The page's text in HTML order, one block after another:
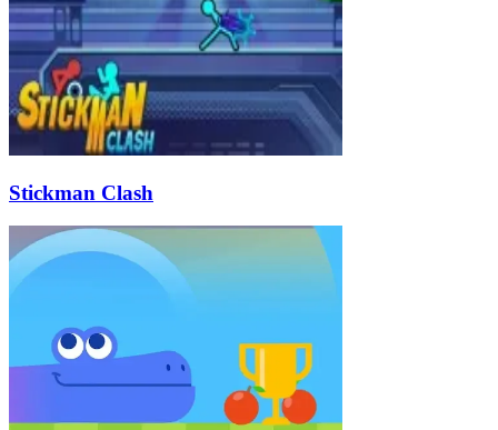
Stickman Clash